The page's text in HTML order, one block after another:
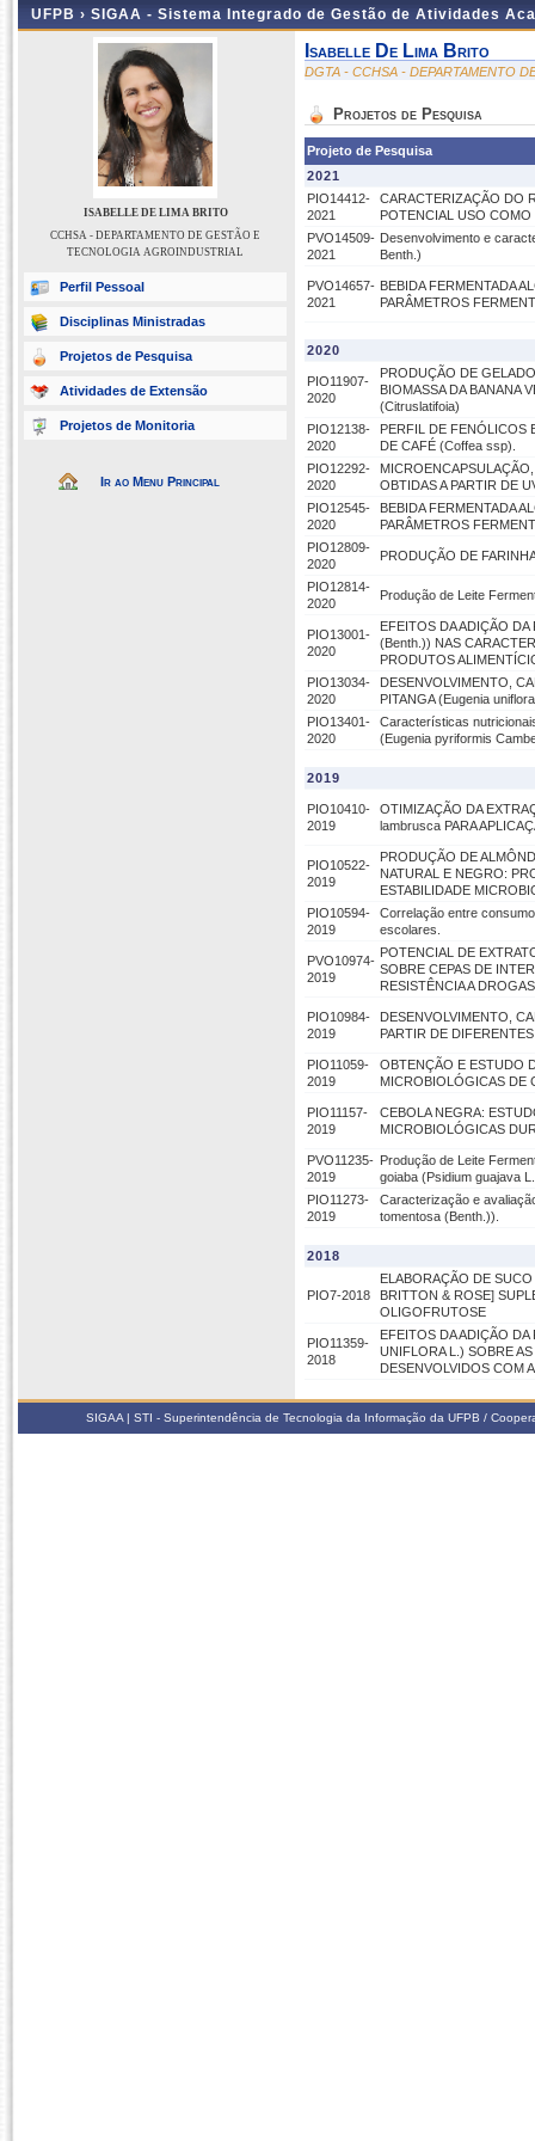
UFPB › SIGAA - Sistema Integrado de Gestão de Atividades
ISABELLE DE LIMA BRITO
CCHSA - DEPARTAMENTO DE GESTÃO E
TECNOLOGIA AGROINDUSTRIAL
Perfil Pessoal
Disciplinas Ministradas
Projetos de Pesquisa
Atividades de Extensão
Projetos de Monitoria
Ir ao Menu Principal
Isabelle De Lima Brito
DGTA - CCHSA - DEPARTAMENTO
Projetos de Pesquisa
Projeto de Pesquisa
2021
PIO14412-
2021
CARACTERIZAÇÃO DO
POTENCIAL USO
PVO14509-
2021
Desenvolvimento e
Benth.)
PVO14657-
2021
BEBIDA FERMENTADA
PARÂMETROS
2020
PIO11907-
2020
PRODUÇÃO DE
BIOMASSA DA BANANA
(Citruslatifoia)
PIO12138-
2020
PERFIL DE FENÓLICOS
DE CAFÉ (Coffea ssp).
PIO12292-
2020
OBTIDAS A PARTIR DE
PIO12545-
2020
BEBIDA FERMENTADA
PARÂMETROS
PIO12809-
2020
PRODUÇÃO DE
PIO12814-
2020
Produção de Leite
PIO13001-
2020
EFEITOS DA ADIÇÃO
(Benth.)) NAS
PRODUTOS
PIO13034-
2020
DESENVOLVIMENTO,
PITANGA (Eugenia
PIO13401-
2020
Características
(Eugenia pyriformis
2019
PIO10410-
2019
OTIMIZAÇÃO DA
lambrusca PARA
PIO10522-
2019
PRODUÇÃO DE
NATURAL E NEGRO:
ESTABILIDADE
PIO10594-
2019
Correlação entre
escolares.
PVO10974-
2019
POTENCIAL DE
SOBRE CEPAS DE
RESISTÊNCIA A
PIO10984-
2019
DESENVOLVIMENTO,
PARTIR DE
PIO11059-
2019
OBTENÇÃO E ESTUDO
MICROBIOLÓGICAS DE
PIO11157-
2019
CEBOLA NEGRA:
MICROBIOLÓGICAS
PVO11235-
2019
Produção de Leite
goiaba (Psidium guajava
PIO11273-
2019
Caracterização e
tomentosa (Benth.)).
2018
PIO7-2018
ELABORAÇÃO DE
BRITTON & ROSE]
OLIGOFRUTOSE
PIO11359-
2018
EFEITOS DA ADIÇÃO DA
UNIFLORA L.) SOBRE
DESENVOLVIDOS COM
SIGAA | STI - Superintendência de Tecnologia da Informação da UFPB /